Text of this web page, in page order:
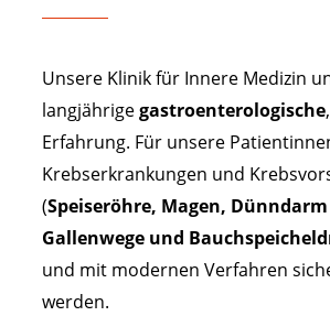
Unsere Klinik für Innere Medizin
langjährigegastroenterologische,
Erfahrung. Für unsere
Krebserkrankungen und
(Speiseröhre, Magen,
Gallenwege und
und mit modernen Verfahren
werden.